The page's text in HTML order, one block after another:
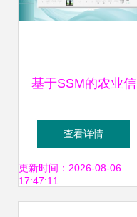
基于SSM的农业信
息管理系统设计与
实现 一站式解决方
查看详情
更新时间：2026-08-06
17:47:11